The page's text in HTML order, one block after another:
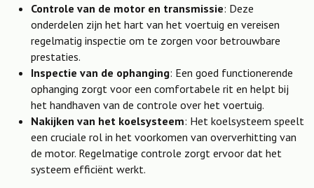
Controle van de motor en transmissie: Deze
onderdelen zijn het hart van het voertuig en vereisen
regelmatig inspectie om te zorgen voor betrouwbare
prestaties.
Inspectie van de ophanging: Een goed functionerende
ophanging zorgt voor een comfortabele rit en helpt bij
het handhaven van de controle over het voertuig.
Nakijken van het koelsysteem: Het koelsysteem speelt
een cruciale rol in het voorkomen van oververhitting van
de motor. Regelmatige controle zorgt ervoor dat het
systeem efficiënt werkt.